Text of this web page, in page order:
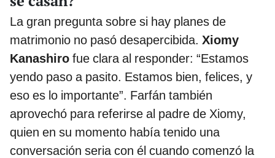
La gran pregunta sobre si hay planes de
matrimonio no pasó desapercibida. Xiomy
Kanashiro fue clara al responder: “Estamos
yendo paso a pasito. Estamos bien, felices, y
eso es lo importante”. Farfán también
aprovechó para referirse al padre de Xiomy,
quien en su momento había tenido una
conversación seria con él cuando comenzó la